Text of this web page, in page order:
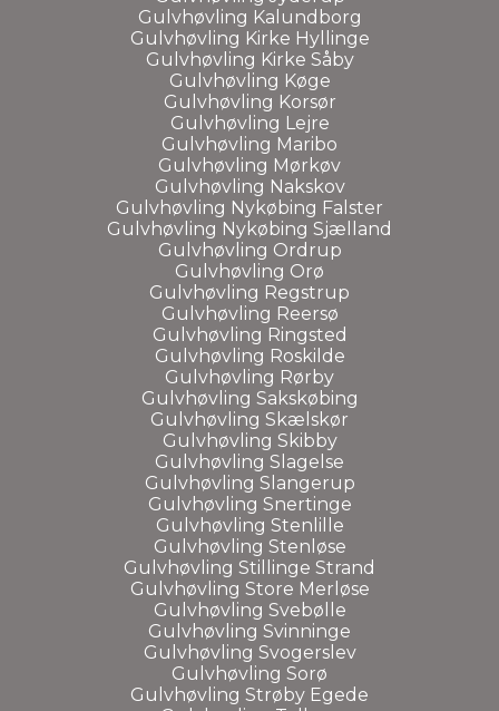
Gulvhøvling Kalundborg
Gulvhøvling Kirke Hyllinge
Gulvhøvling Kirke Såby
Gulvhøvling Køge
Gulvhøvling Korsør
Gulvhøvling Lejre
Gulvhøvling Maribo
Gulvhøvling Mørkøv
Gulvhøvling Nakskov
Gulvhøvling Nykøbing Falster
Gulvhøvling Nykøbing Sjælland
Gulvhøvling Ordrup
Gulvhøvling Orø
Gulvhøvling Regstrup
Gulvhøvling Reersø
Gulvhøvling Ringsted
Gulvhøvling Roskilde
Gulvhøvling Rørby
Gulvhøvling Sakskøbing
Gulvhøvling Skælskør
Gulvhøvling Skibby
Gulvhøvling Slagelse
Gulvhøvling Slangerup
Gulvhøvling Snertinge
Gulvhøvling Stenlille
Gulvhøvling Stenløse
Gulvhøvling Stillinge Strand
Gulvhøvling Store Merløse
Gulvhøvling Svebølle
Gulvhøvling Svinninge
Gulvhøvling Svogerslev
Gulvhøvling Sorø
Gulvhøvling Strøby Egede